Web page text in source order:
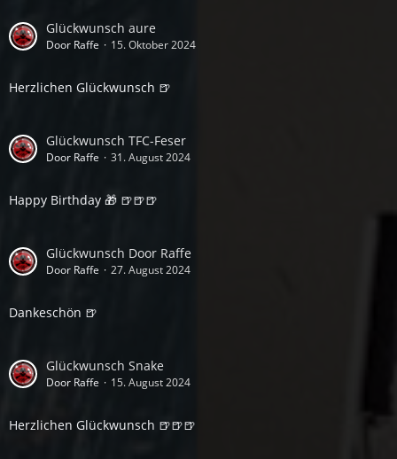
Glückwunsch aure
Door Raffe 15. Oktober 2024
Herzlichen Glückwunsch 🍺
Glückwunsch TFC-Feser
Door Raffe 31. August 2024
Happy Birthday 🎁 🍺🍺🍺
Glückwunsch Door Raffe
Door Raffe 27. August 2024
Dankeschön 🍺
Glückwunsch Snake
Door Raffe 15. August 2024
Herzlichen Glückwunsch 🍺🍺🍺